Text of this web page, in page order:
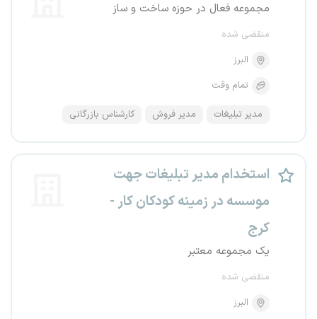
مجموعه فعال در حوزه ساخت و ساز
منقضی شده
البرز
تمام وقت
مدیر تبلیغات مدیر فروش کارشناس بازرگانی
استخدام مدیر تبلیغات جهت
موسسه در زمینه کودکان کار -
کرج
یک مجموعه معتبر
منقضی شده
البرز